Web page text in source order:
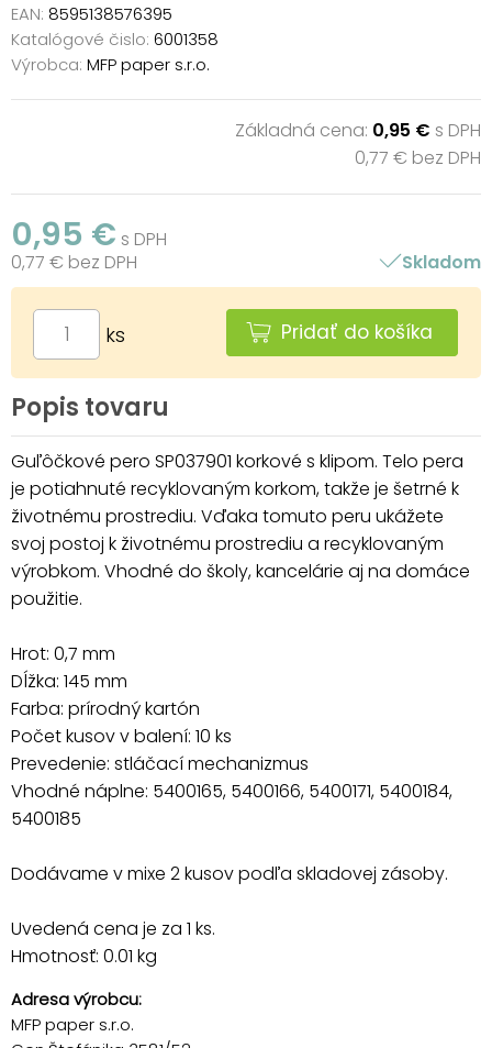
EAN: 8595138576395
Katalógové čislo: 6001358
Výrobca: MFP paper s.r.o.
Základná cena: 0,95 € s DPH
0,77 € bez DPH
0,95 € s DPH
0,77 € bez DPH
Skladom
ks Pridať do košíka
Popis tovaru
Guľôčkové pero SP037901 korkové s klipom. Telo pera
je potiahnuté recyklovaným korkom, takže je šetrné k
životnému prostrediu. Vďaka tomuto peru ukážete
svoj postoj k životnému prostrediu a recyklovaným
výrobkom. Vhodné do školy, kancelárie aj na domáce
použitie.
Hrot: 0,7 mm
Dĺžka: 145 mm
Farba: prírodný kartón
Počet kusov v balení: 10 ks
Prevedenie: stláčací mechanizmus
Vhodné náplne: 5400165, 5400166, 5400171, 5400184,
5400185
Dodávame v mixe 2 kusov podľa skladovej zásoby.
Uvedená cena je za 1 ks.
Hmotnosť: 0.01 kg
Adresa výrobcu:
MFP paper s.r.o.